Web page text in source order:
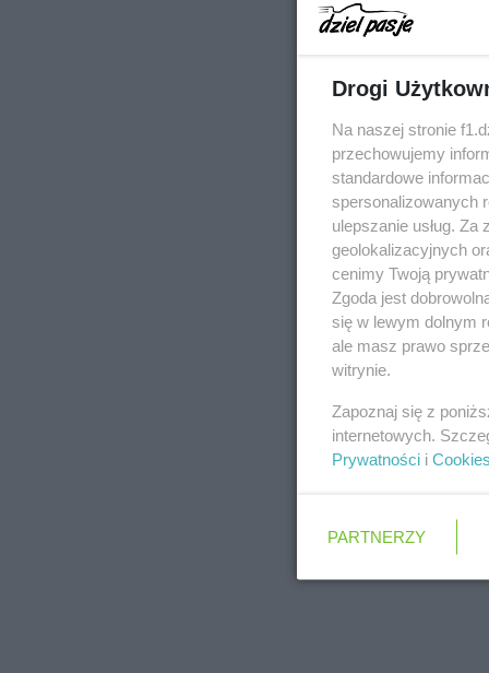
Drogi
Na naszej stronie
przechowujemy
standardowe
spersonalizowanych
ulepszanie usług.
geolokalizacyjnych
cenimy Twoją
Zgoda jest
się w lewym dolnym
ale masz prawo
witrynie.
Zapoznaj się z
internetowych.
Prywatności i
PARTNERZY